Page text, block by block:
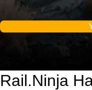
Rail.Ninja